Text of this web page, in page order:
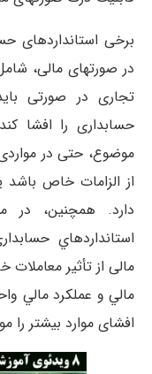
برخی استانداردهای
در صورتهای مالی،
تجاری در صورتی باید
حسابداری را افشا
موضوع، حتی در مواردی
از الزامات خاص باشد
دارد. همچنین، در
استانداردهاي
مالی از تأثیر
مالي و عملکرد مالي
افشای موارد بیشتر را